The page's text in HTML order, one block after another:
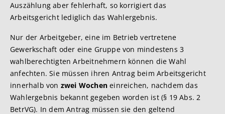
Auszählung aber fehlerhaft, so korrigiert das
Arbeitsgericht lediglich das Wahlergebnis.
Nur der Arbeitgeber, eine im Betrieb vertretene
Gewerkschaft oder eine Gruppe von mindestens 3
wahlberechtigten Arbeitnehmern können die Wahl
anfechten. Sie müssen ihren Antrag beim Arbeitsgericht
innerhalb von zwei Wochen einreichen, nachdem das
Wahlergebnis bekannt gegeben worden ist (§ 19 Abs. 2
BetrVG). In dem Antrag müssen sie den geltend